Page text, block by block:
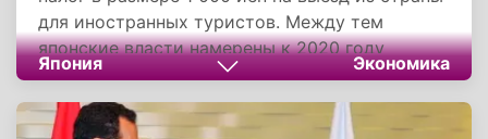
для иностранных туристов. Между тем
японские власти намерены к 2020 году
увеличить туристический поток до 40
миллионов человек в год. Налог будет
включен в цену обратного билета на самолет
Япония Экономика